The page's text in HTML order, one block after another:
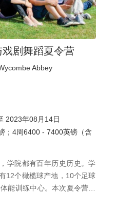
剧舞蹈夏令营
Abbey
2023年08月14日
；4周6400 - 7400英镑（含
学院都有百年历史历史。学
12个橄榄球产地，10个足球
能训练中心。本次夏令营在